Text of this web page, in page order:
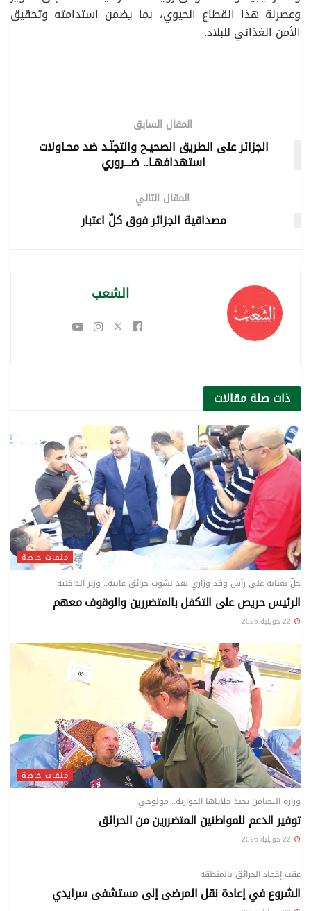
وعصرنة هذا القطاع الحيوي، بما يضمن استدامته وتحقيق
الأمن الغذائي للبلاد.
المقال السابق
الجزائر على الطريق الصحيـح والتجنّـد ضد محـاولات
استهدافهـا.. ضـــروري
المقال التالي
مصداقية الجزائر فوق كلّ اعتبار
الشعب
ذات صلةمقالات
ملفات خاصة
حلّ بعنابة على رأس وفد وزاري بعد نشوب حرائق غابية.. وزير الداخلية:
الرئيس حريص على التكفل بالمتضررين والوقوف معهم
ملفات خاصة
وزارة التضامن تجند خلاياها الجوارية.. مولوجي:
توفير الدعم للمواطنين المتضررين من الحرائق
عقب إخماد الحرائق بالمنطقة
الشروع في إعادة نقل المرضى إلى مستشفى سرايدي